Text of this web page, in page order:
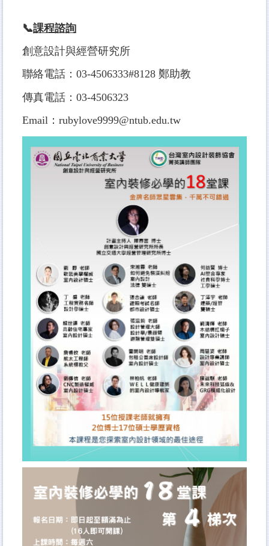
📞課程諮詢
創意設計與經營研究所
聯絡電話：03-4506333#8128 鄭助教
傳真電話：03-4506323
Email：rubylove9999@ntub.edu.tw